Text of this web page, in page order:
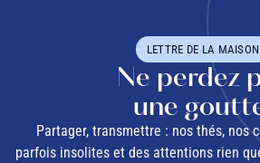
LETTRE DE LA MAISON
Ne perdez
une
Partager, transmettre : nos thés, nos
parfois insolites et des attentions rien